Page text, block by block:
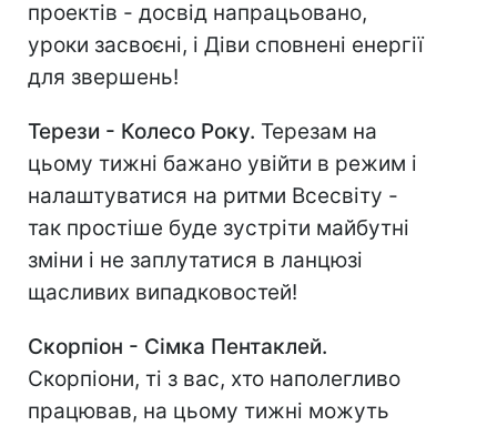
проектів - досвід напрацьовано,
уроки засвоєні, і Діви сповнені енергії
для звершень!
Терези - Колесо Року. Терезам на
цьому тижні бажано увійти в режим і
налаштуватися на ритми Всесвіту -
так простіше буде зустріти майбутні
зміни і не заплутатися в ланцюзі
щасливих випадковостей!
Скорпіон - Сімка Пентаклей.
Скорпіони, ті з вас, хто наполегливо
працював, на цьому тижні можуть